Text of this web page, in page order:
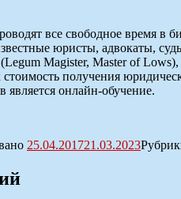
все свободное время в
юристы, адвокаты,
Magister, Master of
получения
является онлайн-обучение.
25.04.201721.03.2023